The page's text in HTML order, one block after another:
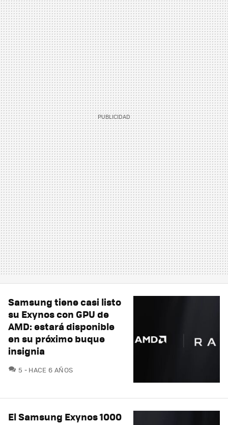
Samsung tiene casi listo
su Exynos con GPU de
AMD: estará disponible
en su próximo buque
insignia
5 COMENTARIOS
HACE 6 AÑOS
El Samsung Exynos 1000